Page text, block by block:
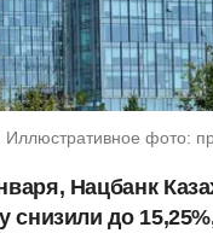
Иллюстративное фото:
Нацбанк
снизили до